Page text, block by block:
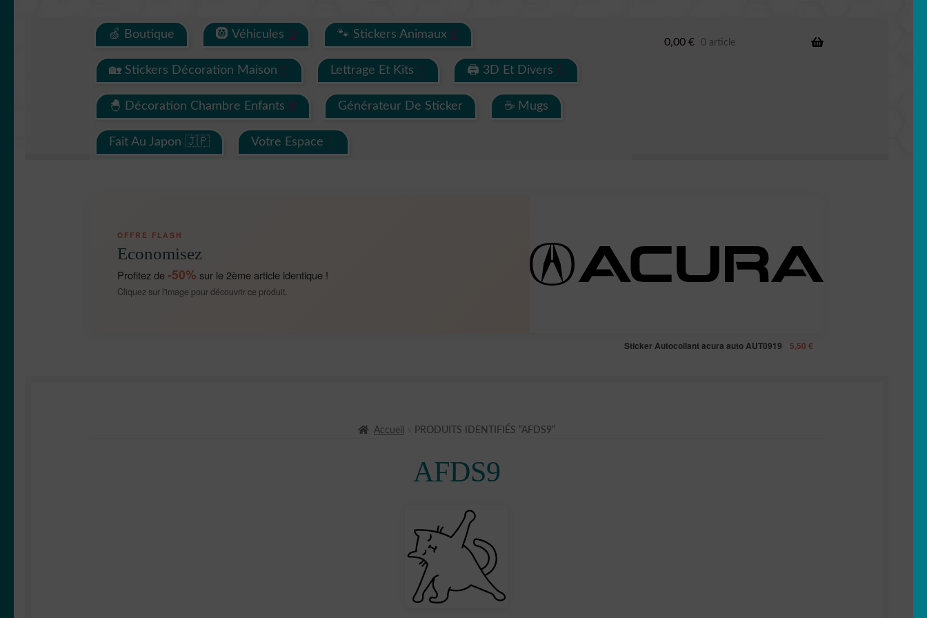
🍏 Boutique 🛞 Véhicules 🐾 Stickers Animaux
🏡 Stickers Décoration Maison Lettrage Et Kits 🖨 3D Et Divers
🐣 Décoration Chambre Enfants Générateur De Sticker ☕ Mugs
Fait Au Japon 🇯🇵 Votre Espace
0,00 € 0 article
OFFRE FLASH
Economisez
Profitez de-50% sur le 2ème article identique !
Cliquez sur l'image pour découvrir ce produit.
Sticker Autocollant acura auto AUT0919 5,50 €
Accueil PRODUITS IDENTIFIÉS “AFDS9”
AFDS9